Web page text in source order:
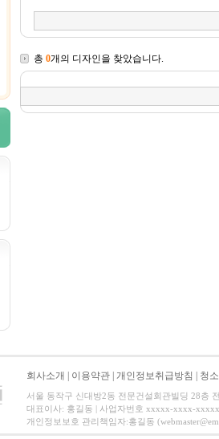
총 0개의 디자인을 찾았습니다.
회사소개 이용약관 개인정보취급방침 청
서울 동작구 신대방2동 전문건설회관빌딩 28층
대표이사: 홍길동 | 사업자번호 xxxxx-xxxx-
개인정보보호 관리책임자:홍길동